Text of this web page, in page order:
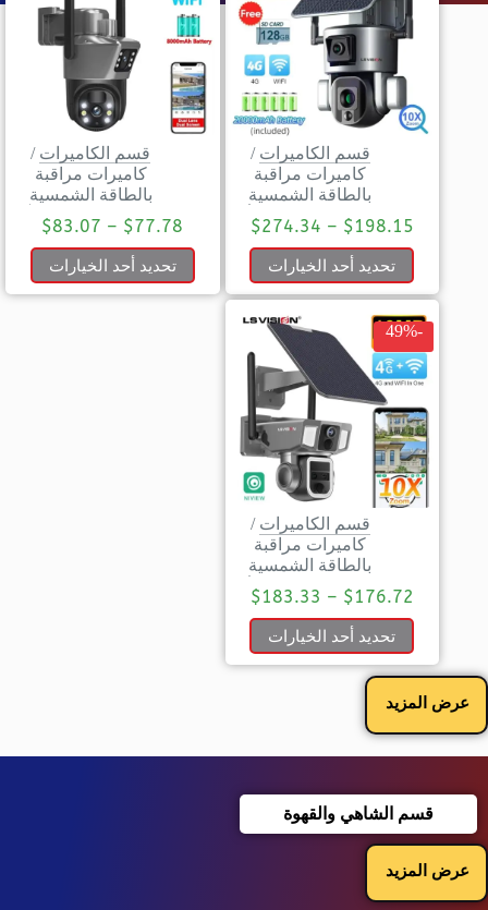
قسم الكاميرات /
كاميرات مراقبة
بالطاقة الشمسية
$198.15
–
$274.34
تحديد أحد الخيارات
قسم الكاميرات /
كاميرات مراقبة
بالطاقة الشمسية
$77.78
–
$83.07
تحديد أحد الخيارات
-49%
قسم الكاميرات /
كاميرات مراقبة
بالطاقة الشمسية
$176.72
–
$183.33
تحديد أحد الخيارات
عرض المزيد
قسم الشاهي والقهوة
عرض المزيد